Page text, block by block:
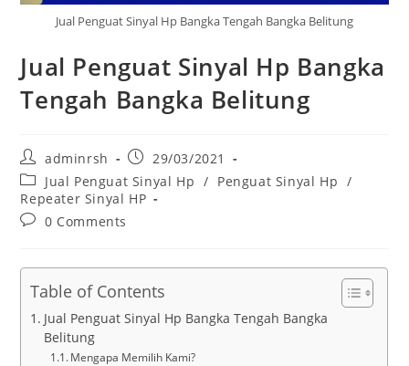
Jual Penguat Sinyal Hp Bangka Tengah Bangka Belitung
Jual Penguat Sinyal Hp Bangka
Tengah Bangka Belitung
Post
author:
adminrsh
Post
published:
29/03/2021
Post
category:
Jual Penguat Sinyal Hp / Penguat Sinyal Hp /
Repeater Sinyal HP
Post0 Comments
Table of Contents
Jual Penguat Sinyal Hp Bangka Tengah Bangka
Belitung
Mengapa Memilih Kami?